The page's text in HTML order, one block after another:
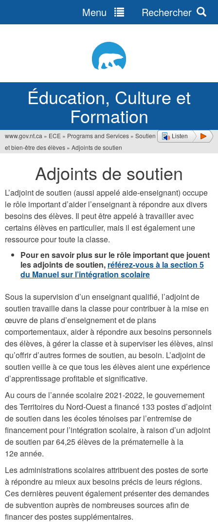
Éducation, Culture et
Formation
Menu Rechercher
Listen
Vous
www.gov.nt.ca » ECE » Programs and Services » Soutien
et bien-être des élèves » Adjoints de soutien
Adjoints de soutien
L’adjoint de soutien (aussi appelé aide-enseignant) occupe
le rôle important d’aider l’enseignant à répondre aux divers
besoins des élèves. Il peut être appelé à travailler avec
certains élèves en particulier, mais il est également une
ressource pour toute la classe.
Pour en savoir plus sur le rôle important que jouent
les adjoints de soutien, référez-vous à la section 5
du Manuel sur l’intégration scolaire
Sous la supervision d’un enseignant qualifié, l’adjoint de
soutien travaille dans la classe pour contribuer à la mise en
œuvre de plans d’enseignement et de plans
comportementaux, aider à répondre aux besoins personnels
des élèves, à gérer la classe et à superviser les élèves, ainsi
qu’offrir d’autres formes de soutien, au besoin. L’adjoint de
soutien veille à ce que tous les élèves aient une expérience
d’apprentissage profitable et significative.
Au cours de l’année scolaire 2021-2022, le gouvernement
des Territoires du Nord-Ouest a financé 133 postes d’adjoint
de soutien dans les écoles ténoises par l’entremise de
financement pour l’intégration scolaire, à raison d’un adjoint
de soutien par 64,25 élèves de la prématernelle à la
12e année.
Les administrations scolaires attribuent des postes de sorte
à répondre au mieux aux besoins précis de leurs régions.
Ces dernières peuvent également présenter des demandes
de subvention auprès de nombreuses sources afin de
financer des postes supplémentaires.